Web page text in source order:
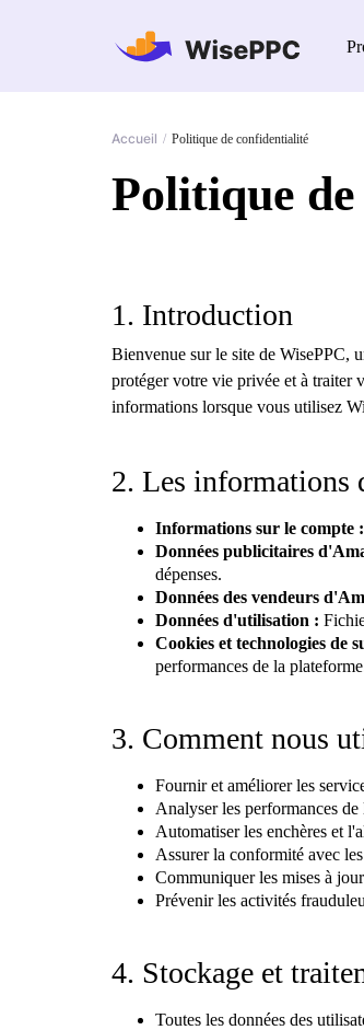
Accueil / Politique de confidentialité
Politique
1. Introduction
Bienvenue sur le site de
protéger votre vie privée et à traiter
informations lorsque vous utilisez
2. Les informations
Informations sur le compte :
Données publicitaires
dépenses.
Données des vendeurs
Données d'utilisation :
Cookies et technologies de
performances de la
3. Comment nous
Fournir et améliorer les
Analyser les performances
Automatiser les enchères et
Assurer la conformité avec
Communiquer les mises à
Prévenir les activités
4. Stockage et
Toutes les données des